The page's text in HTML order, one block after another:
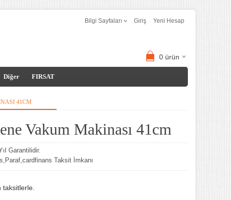
Bilgi Sayfaları Giriş Yeni Hesap
0 ürün
Diğer FIRSAT
41CM
Vakum Makinası 41cm
Garantilidir.
Taksit İmkanı